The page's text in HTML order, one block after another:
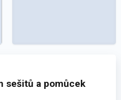
sešitů a pomůcek